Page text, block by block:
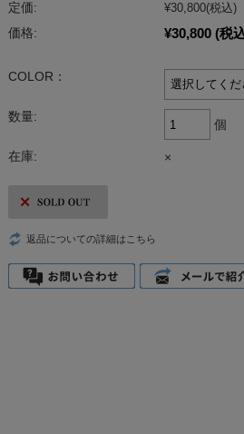
定価: ¥30,800(税込)
価格:
¥30,800 (税
COLOR：
数量:
個
在庫: ×
返品についての詳細はこちら